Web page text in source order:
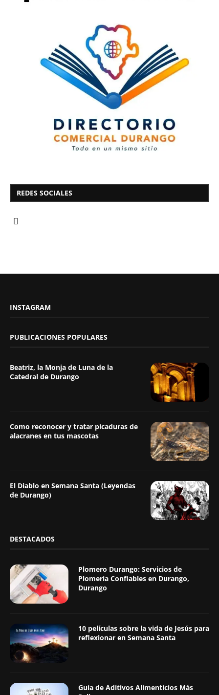
REDES SOCIALES
INSTAGRAM
PUBLICACIONES POPULARES
Beatriz, la Monja de Luna de la
Catedral de Durango
Como reconocer y tratar picaduras de
alacranes en tus mascotas
El Diablo en Semana Santa (Leyendas
de Durango)
DESTACADOS
Plomero Durango: Servicios de
Plomería Confiables en Durango,
Durango
10 películas sobre la vida de Jesús para
reflexionar en Semana Santa
Guía de Aditivos Alimenticios Más